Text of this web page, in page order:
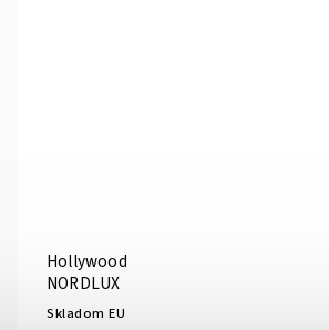
Hollywood
NORDLUX
Skladom EU